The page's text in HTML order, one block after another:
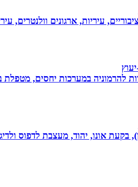
עיריות, ארגונים וולנטרים,
להרמוניה במערכות יחסים, מטפלת
בקעת אונו, יהוד, מעצבת לדפוס